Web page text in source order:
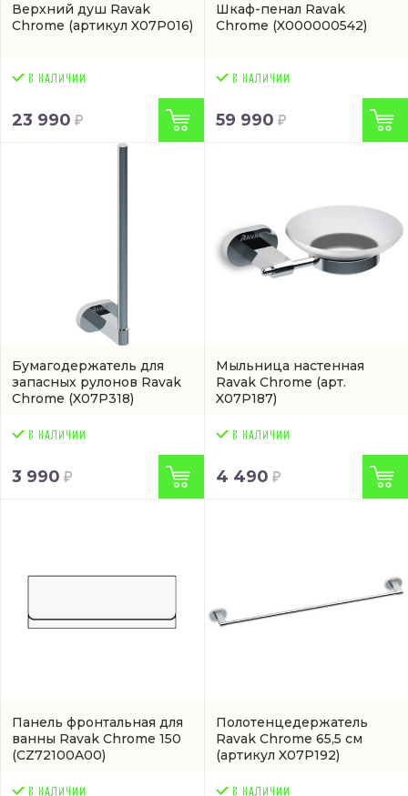
Верхний душ Ravak
Chrome (артикул X07P016)
23 990
Шкаф-пенал Ravak
Chrome (X000000542)
59 990
Бумагодержатель для
запасных рулонов Ravak
Chrome (X07P318)
3 990
Мыльница настенная
Ravak Chrome (арт.
X07P187)
4 490
Панель фронтальная для
ванны Ravak Chrome 150
(CZ72100A00)
Полотенцедержатель
Ravak Chrome 65,5 см
(артикул X07P192)